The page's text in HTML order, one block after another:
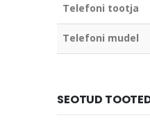
Telefoni tootja
Telefoni mudel
SEOTUD